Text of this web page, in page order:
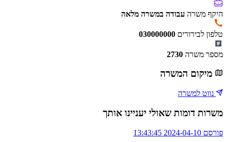
היקף משרה עבודה במשרה מלאה
טלפון לבירורים 030000000
מספר משרה 2730
מיקום המשרה
נווט למשרה
משרות דומות שאולי יעניינו אותך
פורסם 2024-04-10 13:43:45